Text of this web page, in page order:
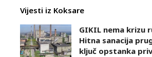
Vijesti iz Koksare
GIKIL nema krizu
Hitna sanacija
ključ opstanka